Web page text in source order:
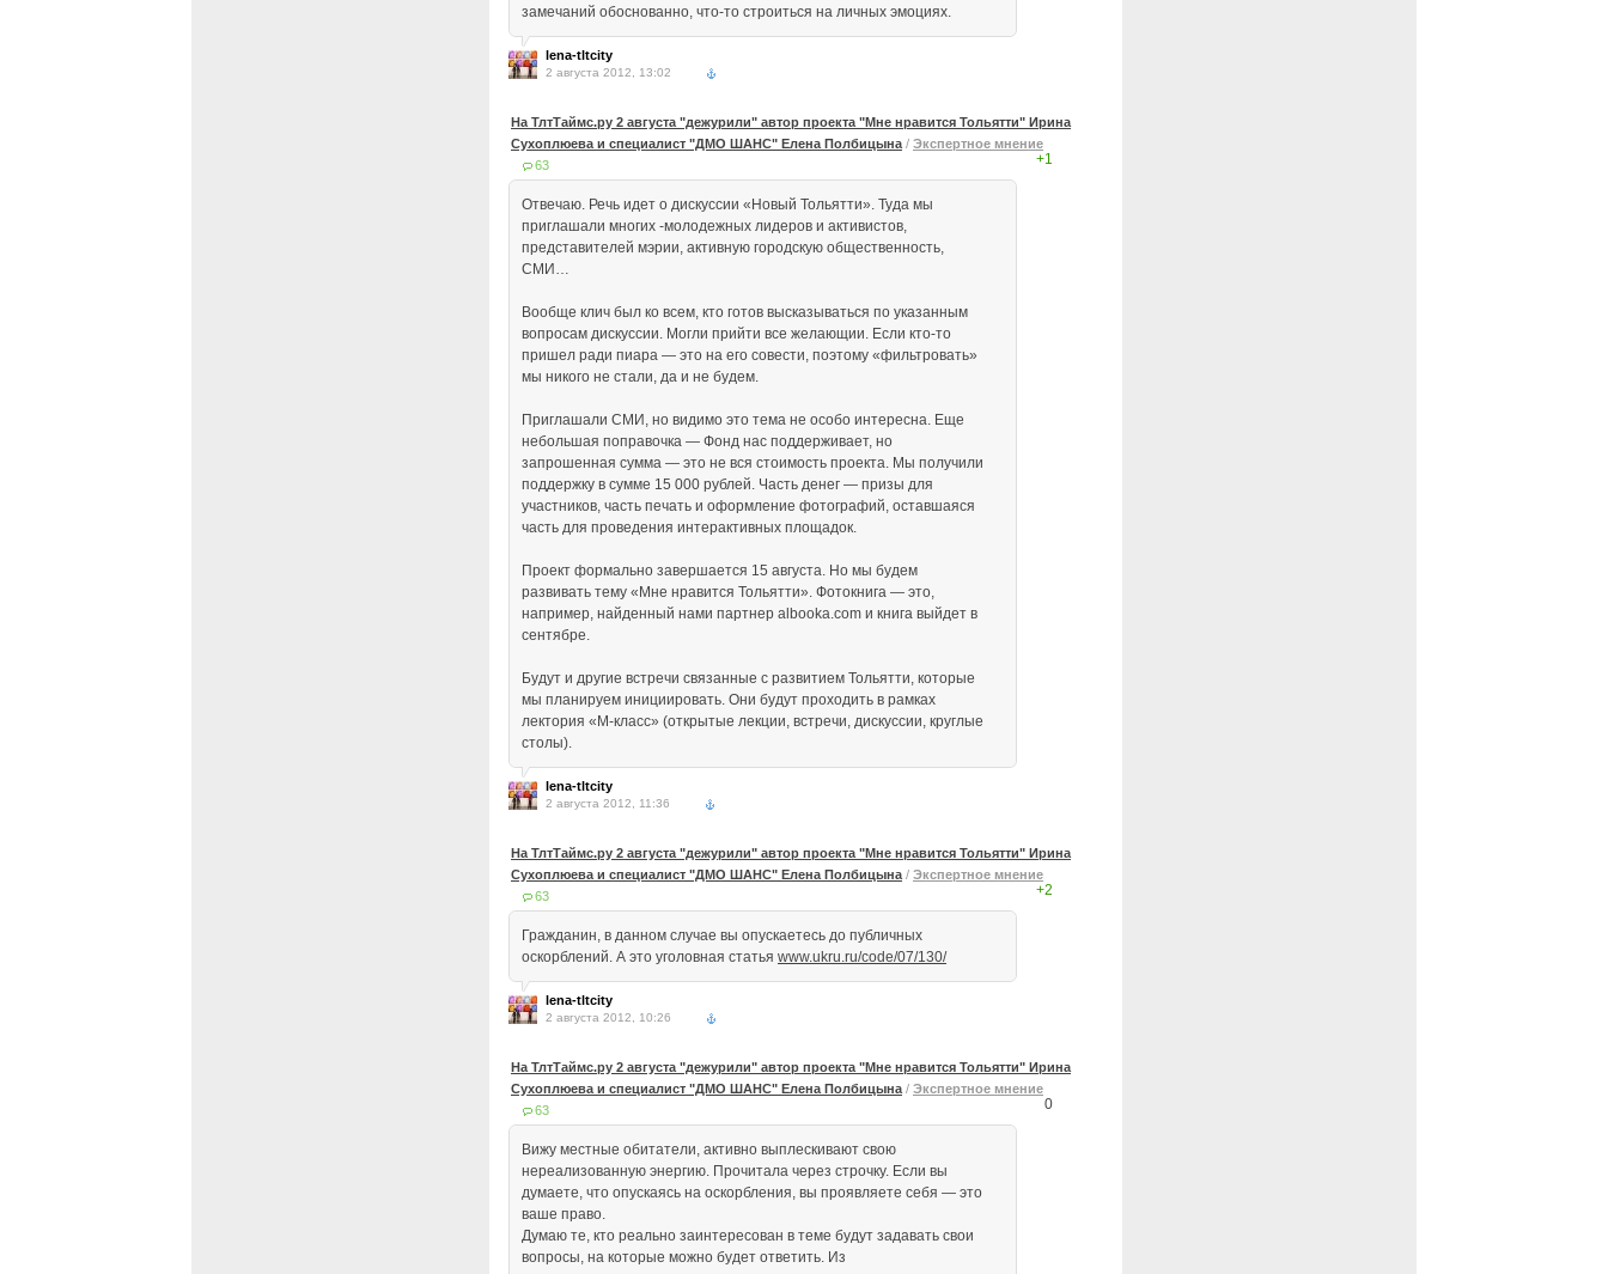
замечаний обоснованно, что-то строиться на личных эмоциях.
lena-tltcity
2 августа 2012, 13:02
На ТлтТаймс.ру 2 августа "дежурили" автор проекта "Мне нравится Тольятти" Ирина
Сухоплюева и специалист "ДМО ШАНС" Елена Полбицына / Экспертное мнение
63
+1
Отвечаю. Речь идет о дискуссии «Новый Тольятти». Туда мы
приглашали многих -молодежных лидеров и активистов,
представителей мэрии, активную городскую общественность,
СМИ…
Вообще клич был ко всем, кто готов высказываться по указанным
вопросам дискуссии. Могли прийти все желающии. Если кто-то
пришел ради пиара — это на его совести, поэтому «фильтровать»
мы никого не стали, да и не будем.
Приглашали СМИ, но видимо это тема не особо интересна. Еще
небольшая поправочка — Фонд нас поддерживает, но
запрошенная сумма — это не вся стоимость проекта. Мы получили
поддержку в сумме 15 000 рублей. Часть денег — призы для
участников, часть печать и оформление фотографий, оставшаяся
часть для проведения интерактивных площадок.
Проект формально завершается 15 августа. Но мы будем
развивать тему «Мне нравится Тольятти». Фотокнига — это,
например, найденный нами партнер albooka.com и книга выйдет в
сентябре.
Будут и другие встречи связанные с развитием Тольятти, которые
мы планируем инициировать. Они будут проходить в рамках
лектория «М-класс» (открытые лекции, встречи, дискуссии, круглые
столы).
lena-tltcity
2 августа 2012, 11:36
На ТлтТаймс.ру 2 августа "дежурили" автор проекта "Мне нравится Тольятти" Ирина
Сухоплюева и специалист "ДМО ШАНС" Елена Полбицына / Экспертное мнение
63
+2
Гражданин, в данном случае вы опускаетесь до публичных
оскорблений. А это уголовная статья www.ukru.ru/code/07/130/
lena-tltcity
2 августа 2012, 10:26
На ТлтТаймс.ру 2 августа "дежурили" автор проекта "Мне нравится Тольятти" Ирина
Сухоплюева и специалист "ДМО ШАНС" Елена Полбицына / Экспертное мнение
63
0
Вижу местные обитатели, активно выплескивают свою
нереализованную энергию. Прочитала через строчку. Если вы
думаете, что опускаясь на оскорбления, вы проявляете себя — это
ваше право.
Думаю те, кто реально заинтересован в теме будут задавать свои
вопросы, на которые можно будет ответить. Из